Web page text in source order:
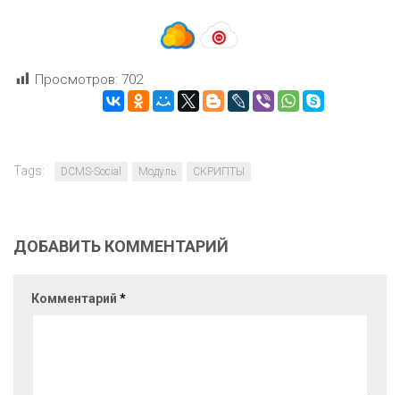
Просмотров: 702
Tags: DCMS-Social Модуль СКРИПТЫ
ДОБАВИТЬ КОММЕНТАРИЙ
Комментарий *